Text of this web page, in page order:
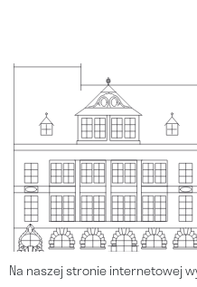
Na naszej stronie internetowej